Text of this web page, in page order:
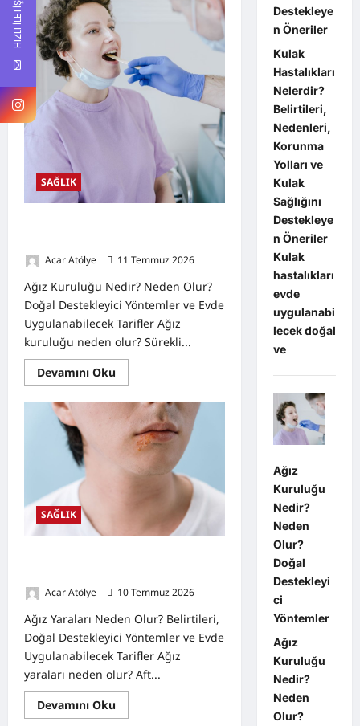
Destekleyen
Öneriler
SAĞLIK
Acar Atölye
11 Temmuz 2026
Ağız Kuruluğu Nedir? Neden Olur?
Doğal Destekleyici Yöntemler ve Evde
Uygulanabilecek Tarifler Ağız
kuruluğu neden olur? Sürekli...
Devamını Oku
more
Ağız
Kuruluğu
Nedir?
Neden
Olur?
Doğal
Destekleyici
SAĞLIK
Acar Atölye
10 Temmuz 2026
Ağız Yaraları Neden Olur? Belirtileri,
Doğal Destekleyici Yöntemler ve Evde
Uygulanabilecek Tarifler Ağız
yaraları neden olur? Aft...
Devamını Oku
more
Destekleye
n Öneriler
Kulak
Hastalıkları
Nelerdir?
Belirtileri,
Nedenleri,
Korunma
Yolları ve
Kulak
Sağlığını
Destekleye
n Öneriler
Kulak
hastalıkları
evde
uygulanabi
lecek doğal
ve
Ağız
Kuruluğu
Nedir?
Neden
Olur?
Doğal
Destekleyi
ci
Yöntemler
Ağız
Kuruluğu
Nedir?
Neden
Olur?
HIZLI İLETİŞİM